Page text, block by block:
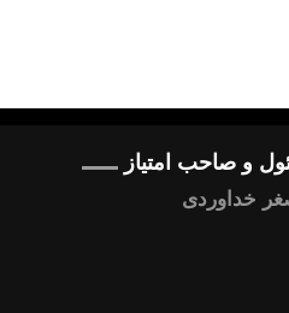
و صاحب امتیاز
خداوردی